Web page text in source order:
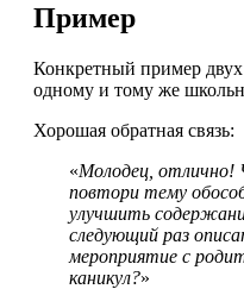
Пример
Конкретный пример
одному и тому же
Хорошая обратная связь:
«Молодец, отлично!
повтори тему
улучшить
следующий раз
мероприятие с
каникул?»